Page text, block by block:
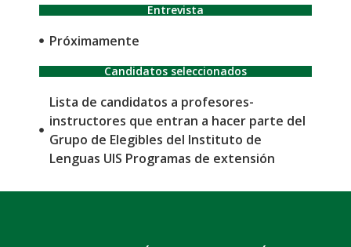
Entrevista
Próximamente
Candidatos seleccionados
Lista de candidatos a profesores-
instructores que entran a hacer parte del
Grupo de Elegibles del Instituto de
Lenguas UIS Programas de extensión